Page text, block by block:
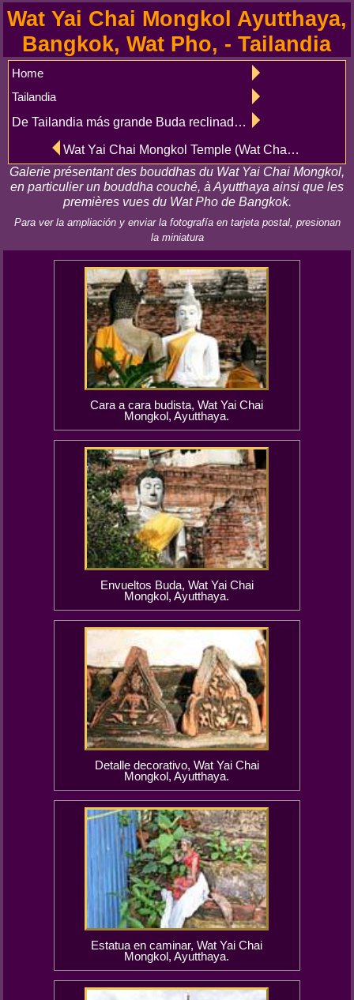
Wat Yai Chai Mongkol Ayutthaya,
Bangkok, Wat Pho, - Tailandia
Home
Tailandia
De Tailandia más grande Buda reclinado, Bangkok, Templo Wat Pho
Wat Yai Chai Mongkol Temple (Wat Chao Phaya tailandés o) Ayutthaya
Galerie présentant des bouddhas du Wat Yai Chai Mongkol,
en particulier un bouddha couché, à Ayutthaya ainsi que les
premières vues du Wat Pho de Bangkok.
Para ver la ampliación y enviar la fotografía en tarjeta postal, presionan
la miniatura
Cara a cara budista, Wat Yai Chai
Mongkol, Ayutthaya.
Envueltos Buda, Wat Yai Chai
Mongkol, Ayutthaya.
Detalle decorativo, Wat Yai Chai
Mongkol, Ayutthaya.
Estatua en caminar, Wat Yai Chai
Mongkol, Ayutthaya.